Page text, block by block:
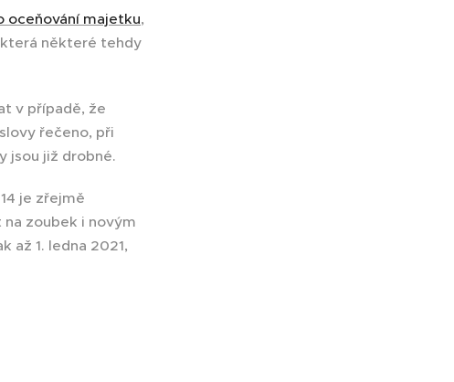
oceňování majetku,
která některé tehdy
v případě, že
řečeno, při
jsou již drobné.
je zřejmě
zoubek i novým
až 1. ledna 2021,